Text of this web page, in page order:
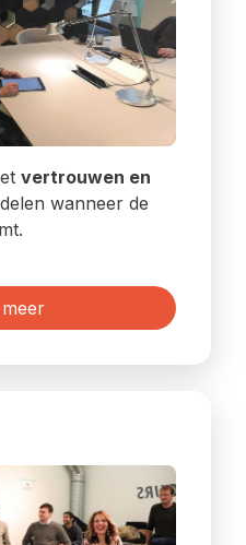
vertrouwen en
wanneer de